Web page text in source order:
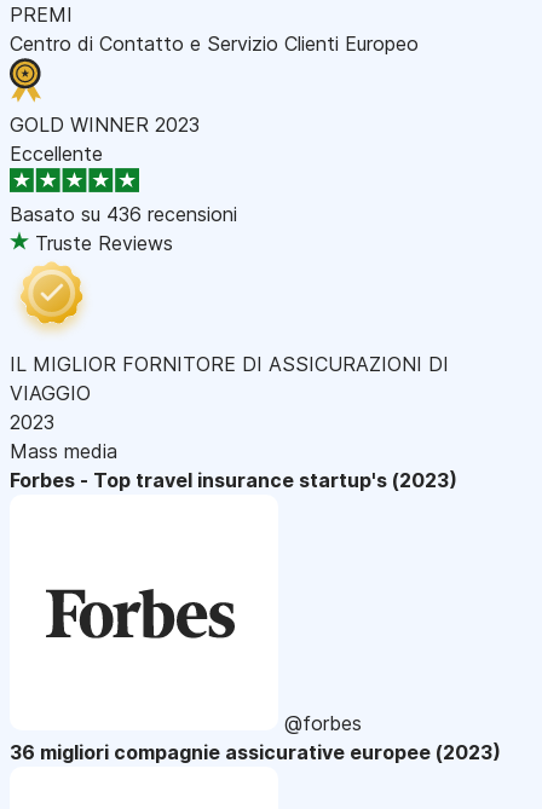
PREMI
Centro di Contatto e Servizio Clienti Europeo
GOLD WINNER 2023
Eccellente
Basato su 436 recensioni
Truste Reviews
IL MIGLIOR FORNITORE DI ASSICURAZIONI DI
VIAGGIO
2023
Mass media
Forbes - Top travel insurance startup's (2023)
@forbes
36 migliori compagnie assicurative europee (2023)